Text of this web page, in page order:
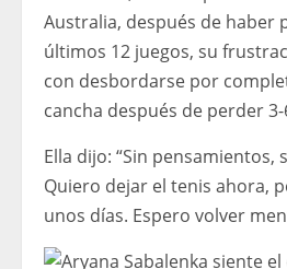
Australia, después de haber
últimos 12 juegos, su
con desbordarse por
cancha después de perder 3-
Ella dijo: “Sin pensamientos,
Quiero dejar el tenis ahora,
unos días. Espero volver